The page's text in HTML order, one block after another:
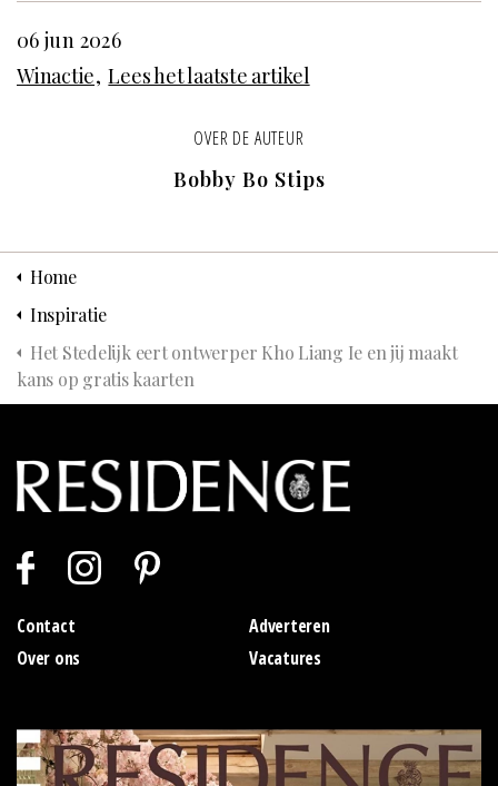
06 jun 2026
Winactie Lees het laatste artikel
OVER DE AUTEUR
Bobby Bo Stips
Home
Inspiratie
Het Stedelijk eert ontwerper Kho Liang Ie en jij maakt
kans op gratis kaarten
Contact
Adverteren
Over ons
Vacatures